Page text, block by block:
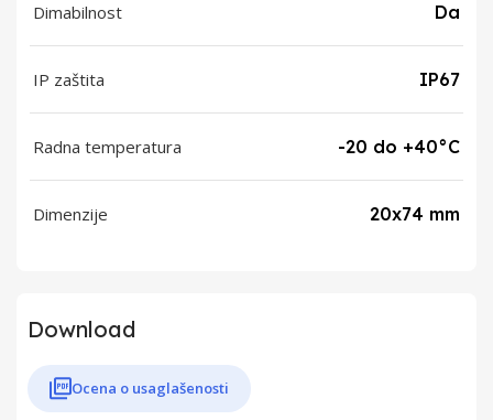
Dimabilnost Da
IP zaštita IP67
Radna temperatura -20 do +40°C
Dimenzije 20x74 mm
Download
Ocena o usaglašenosti